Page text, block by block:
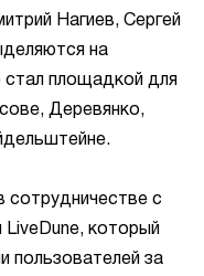
Нагиев, Сергей
на
стал площадкой для
Деревянко,
сотрудничестве с
LiveDune, который
пользователей за